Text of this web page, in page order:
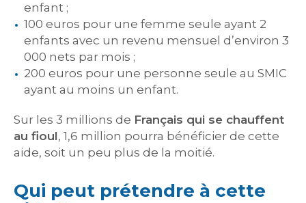
enfant ;
100 euros pour une femme seule ayant 2
enfants avec un revenu mensuel d’environ 3
000 nets par mois ;
200 euros pour une personne seule au SMIC
ayant au moins un enfant.
Sur les 3 millions de Français qui se chauffent
au fioul, 1,6 million pourra bénéficier de cette
aide, soit un peu plus de la moitié.
Qui peut prétendre à cette